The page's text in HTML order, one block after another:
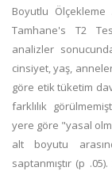
Boyutlu
Tamhane's T2
analizler
cinsiyet, yaş,
göre etik tüketim
farklılık
yere göre "yasal
alt boyutu
saptanmıştır (p